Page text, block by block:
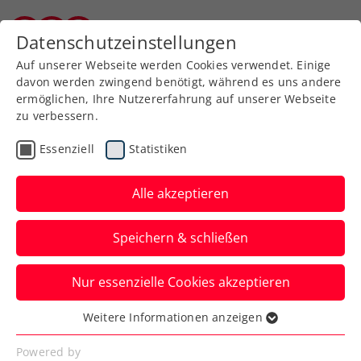
Zurück zur Newsübersicht
ATP
ATP Genf: Erfolgslauf von
Ofner erst im Halbfinale
gestoppt
Auch Lucas Miedler verfehlt in der
Westschweiz im Doppelbewerb nur knapp
den Finaleinzug.
Verfasst von: Manuel Wachta, 23.05.2025
Datenschutzeinstellungen
Auf unserer Webseite werden Cookies verwendet. Einige
davon werden zwingend benötigt, während es uns andere
ermöglichen, Ihre Nutzererfahrung auf unserer Webseite
zu verbessern.
Essenziell Statistiken
Alle akzeptieren
Speichern & schließen
Nur essenzielle Cookies akzeptieren
Essenziell
Essenzielle Cookies werden für grundlegende
Weitere Informationen anzeigen
Powered by